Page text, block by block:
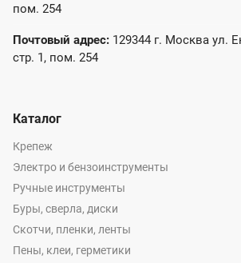
пом. 254
Почтовый адрес: 129344 г. Москва ул.
стр. 1, пом. 254
Каталог
Крепеж
Электро и бензоинструменты
Ручные инструменты
Буры, сверла, диски
Скотчи, пленки, ленты
Пены, клеи, герметики